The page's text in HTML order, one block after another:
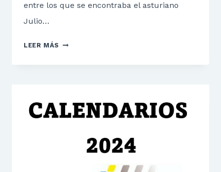
entre los que se encontraba el asturiano
Julio…
LEER MÁS CE